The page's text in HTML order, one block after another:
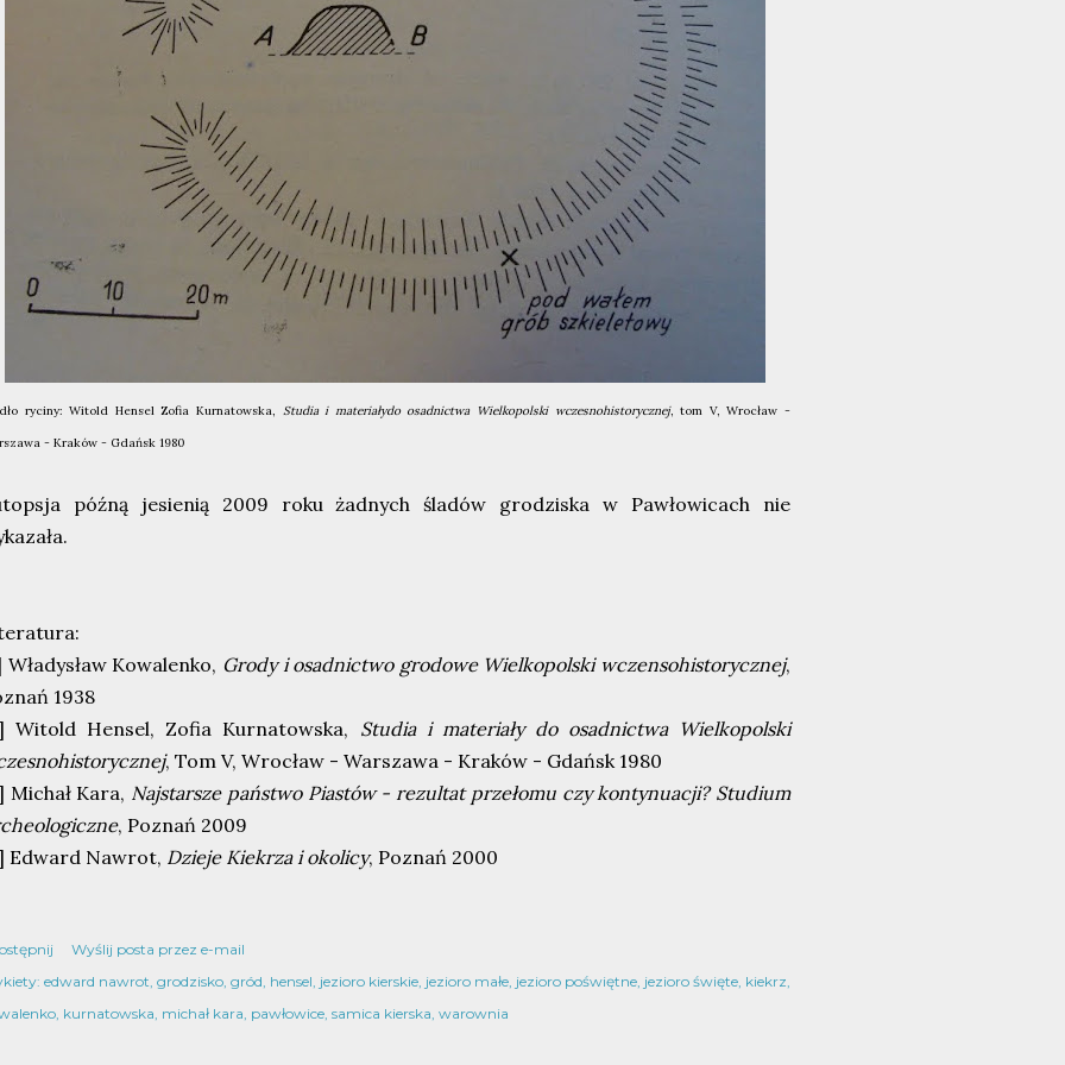
ryciny: Witold Hensel Zofia Kurnatowska, Studia i materiałydo osadnictwa Wielkopolski wczesnohistorycznej, tom V, Wrocław -
- Kraków - Gdańsk 1980
późną jesienią 2009 roku żadnych śladów grodziska w Pawłowicach nie
Władysław Kowalenko, Grody i osadnictwo grodowe Wielkopolski wczensohistorycznej,
1938
Witold Hensel, Zofia Kurnatowska, Studia i materiały do osadnictwa Wielkopolski
, Tom V, Wrocław - Warszawa - Kraków - Gdańsk 1980
Michał Kara, Najstarsze państwo Piastów - rezultat przełomu czy kontynuacji? Studium
, Poznań 2009
Edward Nawrot, Dzieje Kiekrza i okolicy, Poznań 2000
Wyślij posta przez e-mail
edward nawrot grodzisko gród hensel jezioro kierskie jezioro małe jezioro poświętne jezioro święte kiekrz
kurnatowska michał kara pawłowice samica kierska warownia